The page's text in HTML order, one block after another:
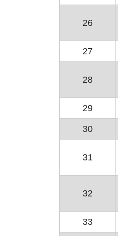
26
27
28
29
30
31
32
33